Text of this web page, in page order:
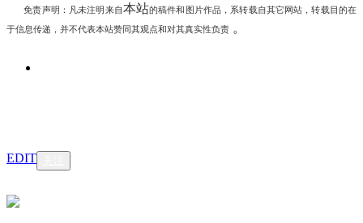
免责声明：凡未注明 来自本站的稿件和图片作品，系转载自其它网站，转载目的在
于信息传递，并不代表本站赞同其观点和对其真实性负责 。
EDIT